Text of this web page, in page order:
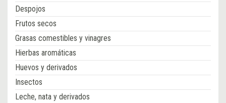
Despojos
Frutos secos
Grasas comestibles y vinagres
Hierbas aromáticas
Huevos y derivados
Insectos
Leche, nata y derivados